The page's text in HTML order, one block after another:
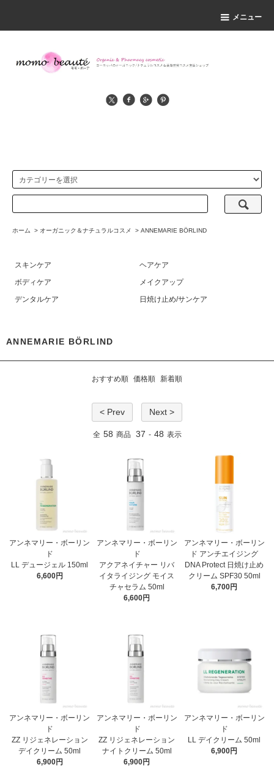
メニュー
ホーム > オーガニック＆ナチュラルコスメ > ANNEMARIE BÖRLIND
スキンケア
ヘアケア
ボディケア
メイクアップ
デンタルケア
日焼け止め/サンケア
ANNEMARIE BÖRLIND
おすすめ順 価格順 新着順
< Prev Next >
全 58 商品 37 - 48 表示
アンネマリー・ボーリン
ド
LL デュージェル 150ml
6,600円
アンネマリー・ボーリン
ド
アクアネイチャー リバ
イタライジング モイス
チャセラム 50ml
6,600円
アンネマリー・ボーリン
ド アンチエイジング
DNA Protect 日焼け止め
クリーム SPF30 50ml
6,700円
アンネマリー・ボーリン
ド
ZZ リジェネレーション
デイクリーム 50ml
6,900円
アンネマリー・ボーリン
ド
ZZ リジェネレーション
ナイトクリーム 50ml
6,900円
アンネマリー・ボーリン
ド
LL デイクリーム 50ml
6,900円